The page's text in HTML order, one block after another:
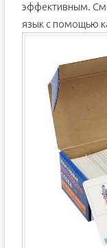
эффективным.
язык с помощью